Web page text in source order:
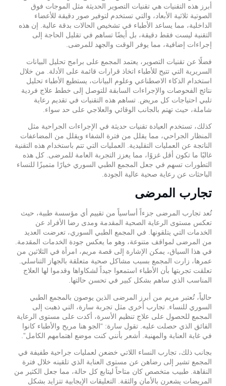
أبرز هذه التقنيات هي تقنيات التصوير الحديثة مثل الموجات فوق
الصوتية ثلاثية الأبعاد، والتي تستخدم لتوفير صور دقيقة للأعضاء
الداخلية، مما يساعد الأطباء في تشخيص الحالات بدقة عالية. إن هذه
التقنية ليست فقط دقيقة، بل أيضًا تساهم في تقليل الحاجة إلى
إجراءات إضافية، مما يوفر الوقت والجهد للمرضى.
فضلًا عن تقنيات التصوير، يعتمد المجمع على برامج تحليل البيانات
السريرية التي تتيح للأطباء اتخاذ قرارات قائمة على الأدلة. من خلال
استخدام الذكاء الاصطناعي وعلوم البيانات، يستطيع الأطباء تحليل
نتائج الفحوصات والإجراءات السابقة للتوصل إلى خطط علاج فردية
تلبي احتياجات كل مريض. تساهم هذه التقنيات في تقديم رعاية
شاملة، حيث تهتم بالجانب الوقائي والعلاجي على حد سواء.
كذلك، تستخدم العيادة تقنيات حديثة في الإجراءات الجراحية مثل
المنظار الجراحي، مما يقلل من فترة الشفاء ويقلل من المضاعفات
الناتجة عن العمليات التقليدية. العمليات التي تتم باستخدام هذه التقنية
غالبًا ما تكون أقل غزوًا، مما يعزز التجربة العامة للمرضى. كل هذه
التطورات تسهم في جعل المجمع الطبي السوري خيارًا متميزًا للنساء
الباحثات عن رعاية صحية عالية الجودة.
تجارب المرضى
تُعد تجارب المرضى جزءاً أساسياً من تقييم أي مؤسسة طبية، حيث
تعكس مستوى الرعاية الصحية المقدمة ومدى رضا الأفراد عن
الخدمات التي يتلقونها. في المجمع الطبي السوري، تعرضت العديد
من المرضى لمواقف متنوعة، وهو ما يعكس جودة الخدمات المقدمة.
في هذا السياق، يمكن الإشارة إلى قصة مريم، امرأة في الثلاثين من
عمرها، زارت المجمع بسبب مشاكل صحية متعلقة بالجهاز التناسلي.
تعلقت تجربتها بأن الأطباء استمعوا جيداً لشكاواها وقدموا لها العلاج
المناسب الذي ساهم بشكل كبير في تحسن حالتها.
حالياً، تُعتبر مريم من أبرز المرضى الذين يوصون بالمجمع الطبي
السوري للنساء. تجارب أخرى مثل تجربة سارة، التي ذهبت إلى
المجمع للحصول على علاج تنظيم الأسرة، أكدت على مستوى الرعاية
الفائق الذي حصلت عليه. تقول سارة: “الجو هنا مريح والأطباء كانوا
في غاية العناية والمهنية. أشعر بأنني كنت موضع اهتمامهم الكامل”.
بجانب ذلك، تجارب النساء اللاتي خضعن لعمليات جراحية طفيفة في
المجمع تشير إلى رضاهن عن مستوى العناية الذي تلقينه خلال فترة
النقاهة. طبيب متخصص كان متاحاً ليتابع كل حالة، مما جعل الكثير من
المريضات يشعرن بالأمان والثقة. التعليقات الإيجابية تتزايد بشكل